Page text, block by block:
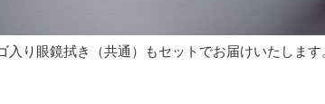
入り眼鏡拭き（共通）もセットでお届けいたします